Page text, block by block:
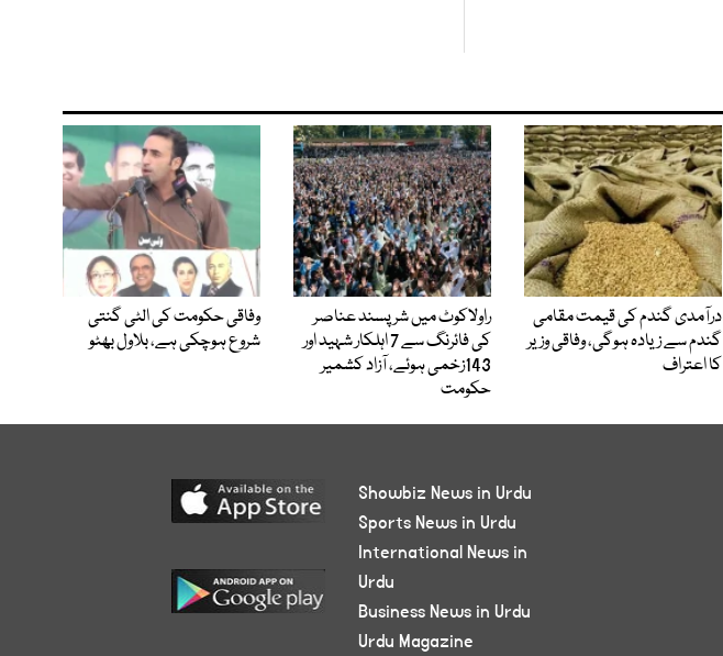
درآمدی گندم کی قیمت مقامی
گندم سے زیادہ ہوگی، وفاقی وزیر
کا اعتراف
راولاکوٹ میں شرپسند عناصر
کی فائرنگ سے 7 اہلکار شہید اور
143زخمی ہوئے، آزاد کشمیر
حکومت
وفاقی حکومت کی الٹی گنتی
شروع ہوچکی ہے، بلاول بھٹو
Showbiz News in Urdu
Sports News in Urdu
International News in
Urdu
Business News in Urdu
Urdu Magazine